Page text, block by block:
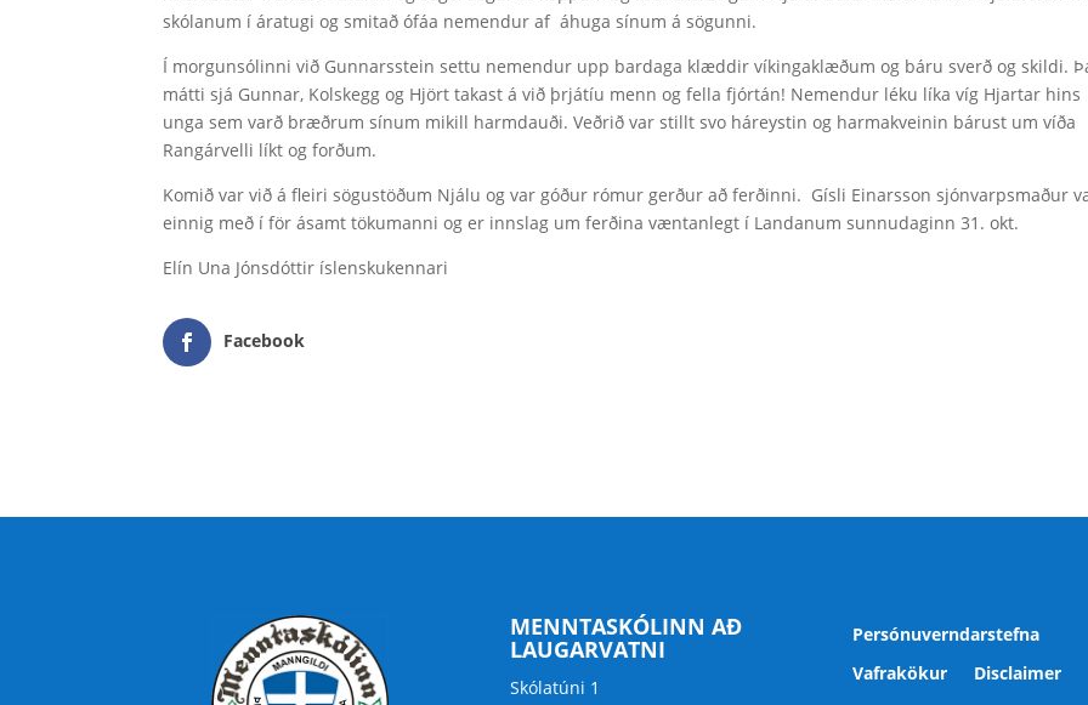
skólanum í áratugi og smitað ófáa nemendur af áhuga sínum á sögunni.
Í morgunsólinni við Gunnarsstein settu nemendur upp bardaga klæddir víkingaklæðum og báru sverð og skildi.
mátti sjá Gunnar, Kolskegg og Hjört takast á við þrjátíu menn og fella fjórtán! Nemendur léku líka víg Hjartar hins
unga sem varð bræðrum sínum mikill harmdauði. Veðrið var stillt svo háreystin og harmakveinin bárust um víða
Rangárvelli líkt og forðum.
Komið var við á fleiri sögustöðum Njálu og var góður rómur gerður að ferðinni. Gísli Einarsson sjónvarpsmaður
einnig með í för ásamt tökumanni og er innslag um ferðina væntanlegt í Landanum sunnudaginn 31. okt.
Elín Una Jónsdóttir íslenskukennari
Facebook
MENNTASKÓLINN AÐ
LAUGARVATNI
Skólatúni 1
Persónuverndarstefna
Vafrakökur
Disclaimer